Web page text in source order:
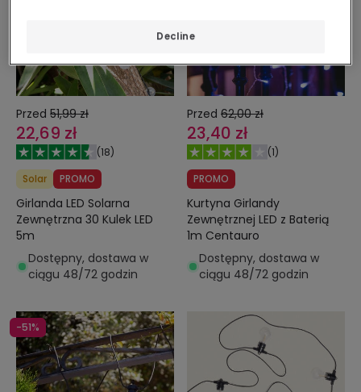
Przed 51,99 zł
22,69 zł
(18)
Solar
PROMO
Girlanda LED Solarna
Zewnętrzna 30 Kulek LED
5m
Dostępny, dostawa w
ciągu 48/72 godzin
Przed 62,00 zł
23,40 zł
(1)
PROMO
Kurtyna Girlandy
Zewnętrznej LED z Baterią
1m Centauro
Dostępny, dostawa w
ciągu 48/72 godzin
-51%
Decline